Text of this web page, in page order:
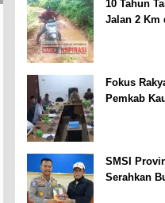
10 Tahun
Jalan 2 Km
Fokus
Pemkab
SMSI
Serahkan